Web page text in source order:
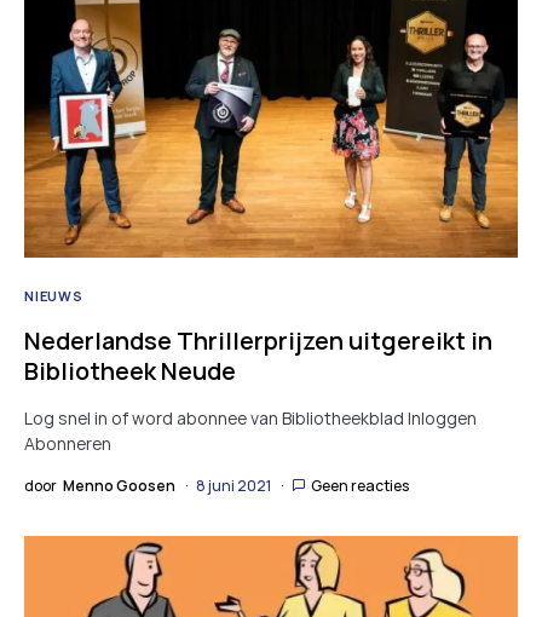
NIEUWS
Nederlandse Thrillerprijzen uitgereikt in
Bibliotheek Neude
Log snel in of word abonnee van Bibliotheekblad Inloggen
Abonneren
door Menno Goosen 8 juni 2021 Geen reacties